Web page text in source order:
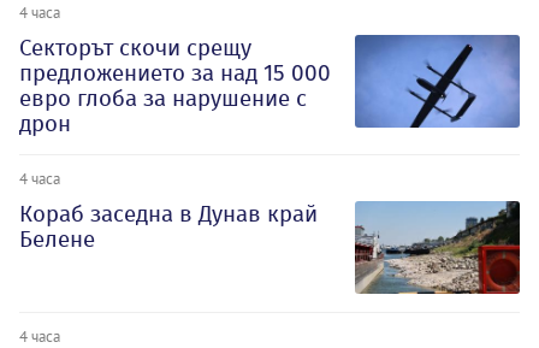
4 часа
Секторът скочи срещу
предложението за над 15 000
евро глоба за нарушение с
дрон
4 часа
Кораб заседна в Дунав край
Белене
4 часа